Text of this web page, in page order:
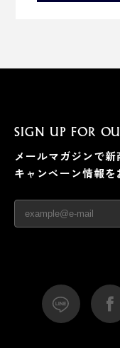
れた「べにふうき
優しい甘みと深み
作れます。もちろ
甘さに調節できる
カフェイン：★★☆
SIGN UP FOR
メールマガジンで新
キャンペーン情報を